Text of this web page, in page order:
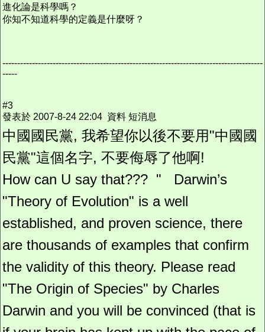
進化論是科學嗎？
你知不知道科學的定義是什麼呀？
----------------------------------------------------------------------------------------
-----
#3
發表於 2007-8-24 22:04 資料 短消息
中國國民黨, 我希望你以後不要用"中國國
民黨"這個名字, 不要侮辱了他啊!
How can U say that??? " Darwin’s
"Theory of Evolution" is a well
established, and proven science, there
are thousands of examples that confirm
the validity of this theory. Please read
"The Origin of Species" by Charles
Darwin and you will be convinced (that is